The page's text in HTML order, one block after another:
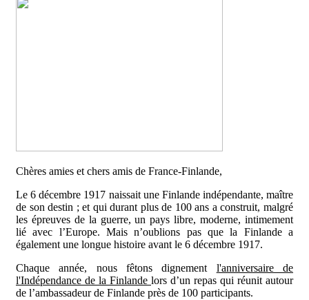
Chères amies et chers amis de France-Finlande,
Le 6 décembre 1917 naissait une Finlande indépendante, maître
de son destin ; et qui durant plus de 100 ans a construit, malgré
les épreuves de la guerre, un pays libre, moderne, intimement
lié avec l’Europe. Mais n’oublions pas que la Finlande a
également une longue histoire avant le 6 décembre 1917.
Chaque année, nous fêtons dignement l'anniversaire de
l'Indépendance de la Finlande lors d’un repas qui réunit autour
de l’ambassadeur de Finlande près de 100 participants.